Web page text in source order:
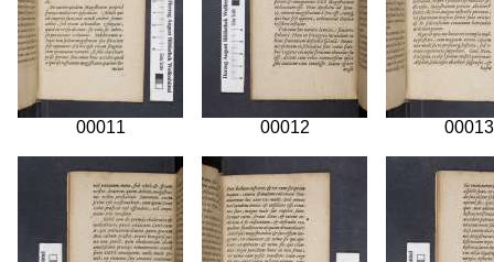
00011 00012 00013